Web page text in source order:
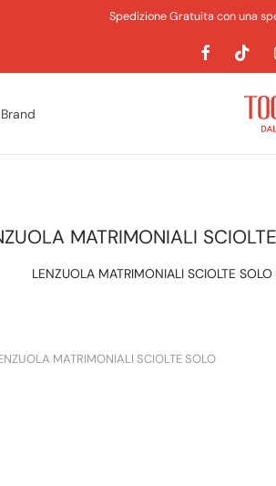
Spedizione Gratuita con una
Brand
MATRIMONIALI
LENZUOLA MATRIMONIALI SCIOLTE
MATRIMONIALI SCIOLTE SOLO